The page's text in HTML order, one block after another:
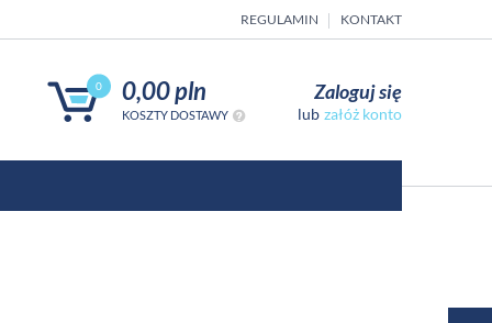
REGULAMIN KONTAKT
0 0,00 pln
KOSZTY DOSTAWY
Zaloguj się
załóż konto